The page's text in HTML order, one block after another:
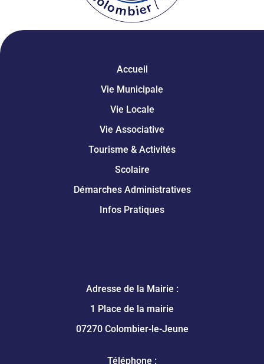
Accueil
Vie Municipale
Vie Locale
Vie Associative
Tourisme & Activités
Scolaire
Démarches Administratives
Infos Pratiques
Adresse de la Mairie :
1 Place de la mairie
07270 Colombier-le-Jeune
Téléphone :